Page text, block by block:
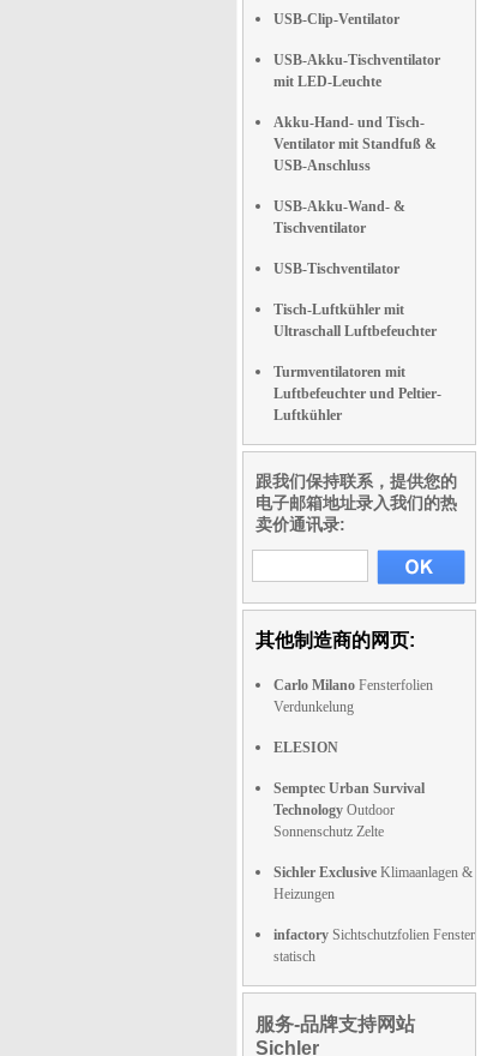
USB-Clip-Ventilator
USB-Akku-Tischventilator
mit LED-Leuchte
Akku-Hand- und Tisch-
Ventilator mit Standfuß &
USB-Anschluss
USB-Akku-Wand- &
Tischventilator
USB-Tischventilator
Tisch-Luftkühler mit
Ultraschall Luftbefeuchter
Turmventilatoren mit
Luftbefeuchter und Peltier-
Luftkühler
跟我们保持联系，提供您的
电子邮箱地址录入我们的热
卖价通讯录:
其他制造商的网页:
Carlo Milano Fensterfolien
Verdunkelung
ELESION
Semptec Urban Survival
Technology Outdoor
Sonnenschutz Zelte
Sichler Exclusive Klimaanlagen &
Heizungen
infactory Sichtschutzfolien Fenster
statisch
服务-品牌支持网站
Sichler